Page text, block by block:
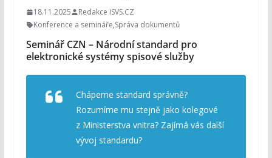
18.11.2025
Redakce ISVS.CZ
Konference a semináře,Správa dokumentů
Seminář CZN – Národní standard pro
elektronické systémy spisové služby
Chápeme standard správně?
Rozumíme mu stejně jako kolegové
z Ministerstva vnitra? Zajímá vás další
vývoj standardu?